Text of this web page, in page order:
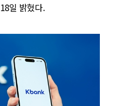
일 밝혔다.